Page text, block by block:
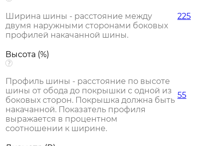
Ширина шины - расстояние между
двумя наружными сторонами боковых
профилей накачанной шины.
225
Высота (%)
Профиль шины - расстояние по высоте
шины от обода до покрышки с одной из
боковых сторон. Покрышка должна быть
накачанной. Показатель профиля
выражается в процентном
соотношении к ширине.
55